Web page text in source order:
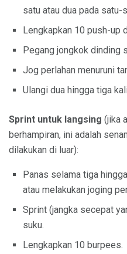
satu atau dua pada satu-
Lengkapkan 10 push-up
Pegang jongkok dinding
Jog perlahan menuruni
Ulangi dua hingga tiga
Sprint untuk langsing (jika
berhampiran, ini adalah
dilakukan di luar):
Panas selama tiga
atau melakukan joging
Sprint (jangka secepat
suku.
Lengkapkan 10 burpees.